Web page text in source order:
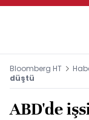
Bloomberg HT
düştü
ABD'de